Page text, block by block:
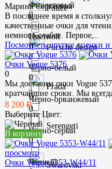
Police
0
Porsche design
0
Prada
0
Serengeti
0
Swarovski
Фиолетовый
0
Цветной
0
Чёрно-белый
0
Чёрно-орванжевый
0
Чёрно-серый
0
Чёрный
Марина Сергеевна
В последнее время я
качественные очки для
немного слабее. Первое,..
Посмотреть другие оценки
Очки Vogue 5376
0
Мы доставим очки Vogue
кратчайшие сроки. Мы
8 200 ₽
Выберите Цвет:
В корзину
просмотр
Очки Vogue 5353-W44/11